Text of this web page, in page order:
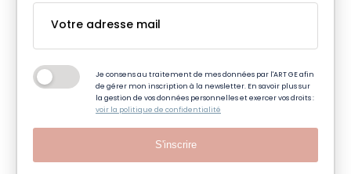
Je consens au traitement de mes données par l'ART GE afin
de gérer mon inscription à la newsletter. En savoir plus sur
la gestion de vos données personnelles et exercer vos droits :
voir la politique de confidentialité
S'inscrire